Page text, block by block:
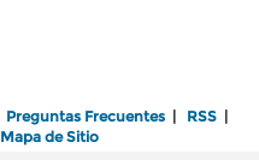
Preguntas Frecuentes | RSS |
Mapa de Sitio